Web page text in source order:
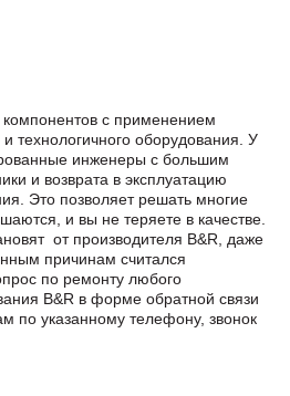
с применением
технологичного оборудования. У
инженеры с большим
и возврата в эксплуатацию
Это позволяет решать многие
и вы не теряете в качестве.
от производителя B&R, даже
причинам считался
по ремонту любого
B&R в формe обратной связи
по указанному телефону, звонок